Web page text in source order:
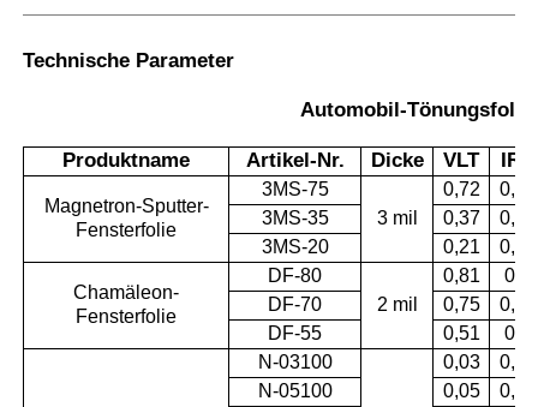
Technische Parameter
Automobil-Tönungsfolie
Produktname Artikel-Nr. Dicke VLT IRR
Magnetron-Sputter-
Fensterfolie
3MS-75
3 mil
0,72
0,95
3MS-35
0,37
0,96
3MS-20
0,21 0,97
Chamäleon-
Fensterfolie
DF-80
2 mil
0,81
0,8
DF-70
0,75
0,98
DF-55
0,51 0,6
N-03100 0,03
0,99
N-05100
0,05
0,99